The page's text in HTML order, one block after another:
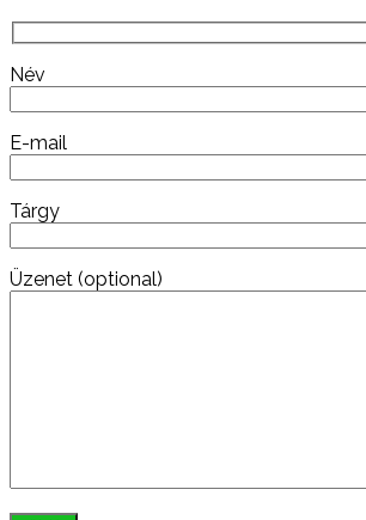
Név
E-mail
Tárgy
Üzenet (optional)